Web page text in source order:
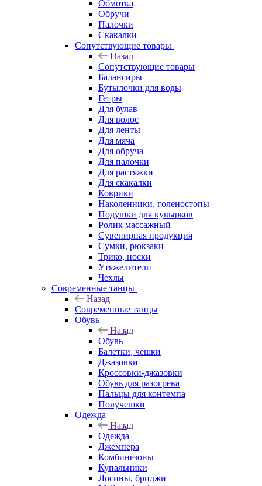
Обмотка
Обручи
Палочки
Скакалки
Сопутствующие товары
Назад
Сопутствующие товары
Балансиры
Бутылочки для воды
Гетры
Для булав
Для волос
Для ленты
Для мяча
Для обруча
Для палочки
Для растяжки
Для скакалки
Коврики
Наколенники, голеностопы
Подушки для кувырков
Ролик массажный
Сувенирная продукция
Сумки, рюкзаки
Трико, носки
Утяжелители
Чехлы
Современные танцы
Назад
Современные танцы
Обувь
Назад
Обувь
Балетки, чешки
Джазовки
Кроссовки-джазовки
Обувь для разогрева
Пальцы для контемпа
Получешки
Одежда
Назад
Одежда
Джемпера
Комбинезоны
Купальники
Лосины, бриджи